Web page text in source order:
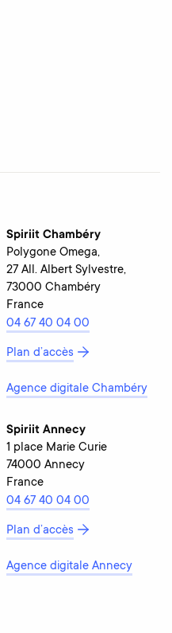
Spiriit Chambéry
Polygone Omega,
27 All. Albert Sylvestre,
73000 Chambéry
France
04 67 40 04 00
Plan d’accès
Agence digitale Chambéry
Spiriit Annecy
1 place Marie Curie
74000 Annecy
France
04 67 40 04 00
Plan d’accès
Agence digitale Annecy